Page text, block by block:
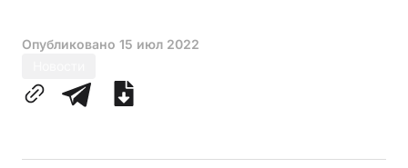
Опубликовано 15 июл 2022